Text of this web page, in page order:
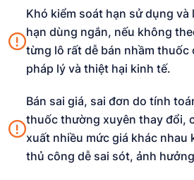
Khó kiểm soát hạn sử dụng
hạn dùng ngắn, nếu không
từng lô rất dễ bán nhầm thuốc
pháp lý và thiệt hại kinh tế.
Bán sai giá, sai đơn do tính
thuốc thường xuyên thay đổi,
xuất nhiều mức giá khác nhau
thủ công dễ sai sót, ảnh